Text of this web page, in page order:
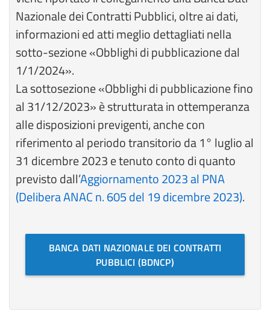
Nazionale dei Contratti Pubblici, oltre ai dati,
informazioni ed atti meglio dettagliati nella
sotto-sezione «Obblighi di pubblicazione dal
1/1/2024».​
La sottosezione «Obblighi di pubblicazione fino
al 31/12/2023» è strutturata in ottemperanza
alle disposizioni previgenti, anche con
riferimento al periodo transitorio da 1° luglio al
31 dicembre 2023 e tenuto conto di quanto
previsto dall’Aggiornamento 2023 al PNA
(Delibera ANAC n. 605 del 19 dicembre 2023)​.
BANCA DATI NAZIONALE DEI CONTRATTI
PUBBLICI (BDNCP)